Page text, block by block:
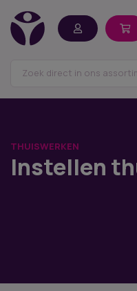
THUISWERKEN
Instellen